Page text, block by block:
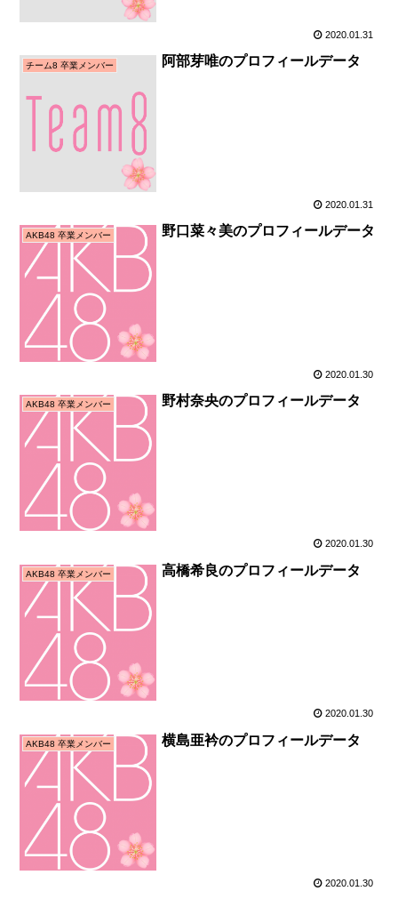
2020.01.31
チーム8 卒業メンバー 阿部芽唯のプロフィールデータ
2020.01.31
AKB48 卒業メンバー 野口菜々美のプロフィールデータ
2020.01.30
AKB48 卒業メンバー 野村奈央のプロフィールデータ
2020.01.30
AKB48 卒業メンバー 高橋希良のプロフィールデータ
2020.01.30
AKB48 卒業メンバー 横島亜衿のプロフィールデータ
2020.01.30